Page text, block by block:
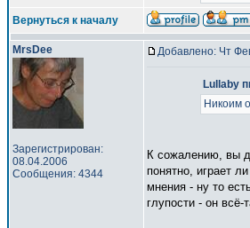
Вернуться к началу
MrsDee
Зарегистрирован:
08.04.2006
Сообщения: 4344
Добавлено: Чт
Lullaby
Никоим
К сожалению, вы
понятно, играет
мнения - ну то
глупости - он